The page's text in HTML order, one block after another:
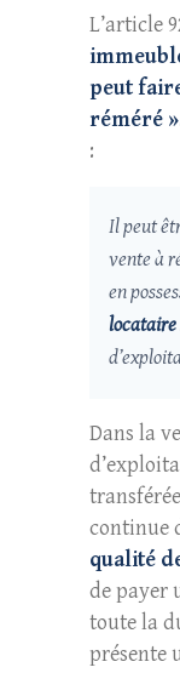
L’article
peut
réméré »
:
Il peut
vente à
en
locataire
Dans la
continue
qualité
de payer
toute la
présente